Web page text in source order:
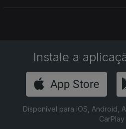
Instale a
Disponível para iOS, Android,
CarPlay